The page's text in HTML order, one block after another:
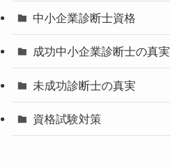
中小企業診断士資格
成功中小企業診断士の真実
未成功診断士の真実
資格試験対策